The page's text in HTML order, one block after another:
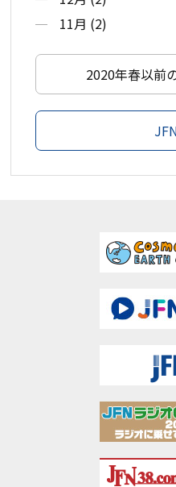
11月 (2)
2020年春以前